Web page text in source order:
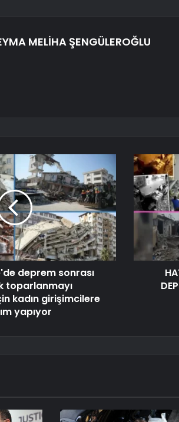
MELİHA ŞENGÜLEROĞLU
deprem sonrası
toparlanmayı
kadın girişimcilere
yapıyor